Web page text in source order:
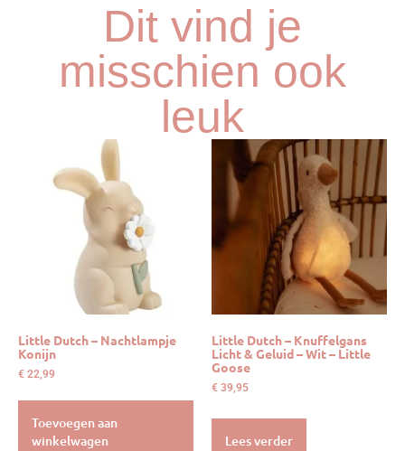
Dit vind je
misschien ook
leuk
Little Dutch – Nachtlampje
Konijn
€ 22,99
Toevoegen aan
winkelwagen
Little Dutch – Knuffelgans
Licht & Geluid – Wit – Little
Goose
€ 39,95
Lees verder